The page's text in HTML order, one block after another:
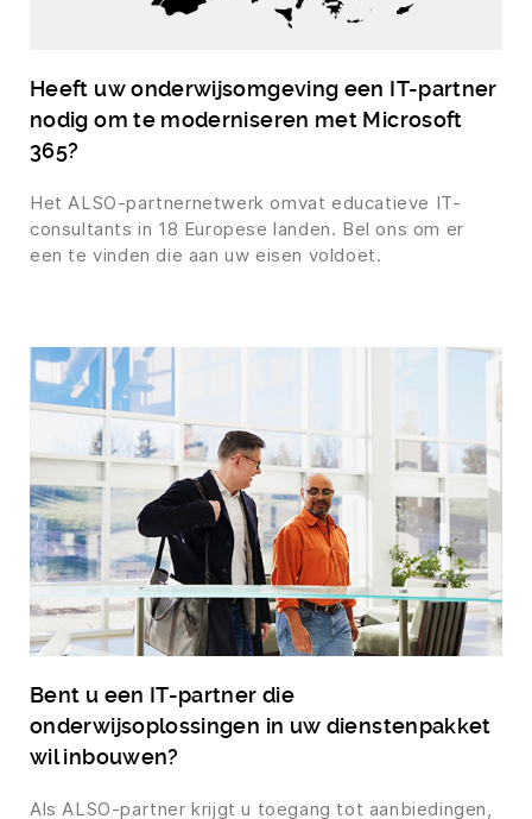
Heeft uw onderwijsomgeving een IT-partner
nodig om te moderniseren met Microsoft
365?
Het ALSO-partnernetwerk omvat educatieve IT-
consultants in 18 Europese landen. Bel ons om er
een te vinden die aan uw eisen voldoet.
Bent u een IT-partner die
onderwijsoplossingen in uw dienstenpakket
wil inbouwen?
Als ALSO-partner krijgt u toegang tot aanbiedingen,